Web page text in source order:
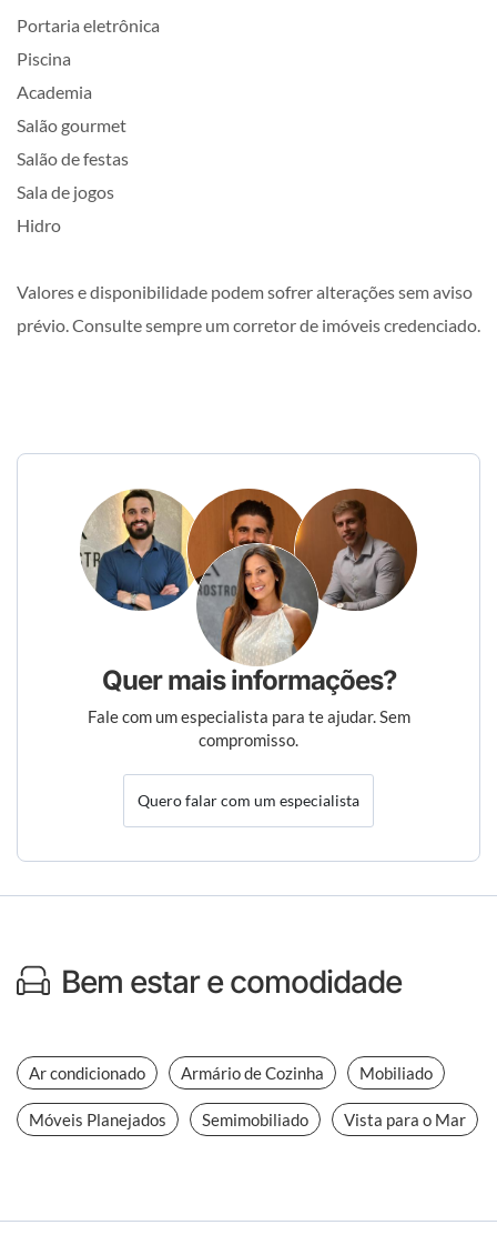
Portaria eletrônica
Piscina
Academia
Salão gourmet
Salão de festas
Sala de jogos
Hidro
Valores e disponibilidade podem sofrer alterações sem aviso
prévio. Consulte sempre um corretor de imóveis credenciado.
Quer mais informações?
Fale com um especialista para te ajudar. Sem
compromisso.
Quero falar com um especialista
Bem estar e comodidade
Ar condicionado Armário de Cozinha Mobiliado
Móveis Planejados Semimobiliado Vista para o Mar